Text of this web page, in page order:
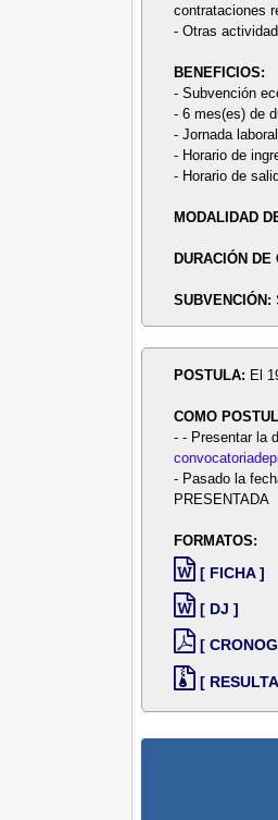
contrataciones
- Otras
BENEFICIOS:
- Subvención
- 6 mes(es) de
- Jornada
- Horario de
- Horario de
MODALIDAD
DURACIÓN
SUBVENCIÓN:
POSTULA: El
COMO
- - Presentar la
- Pasado la
PRESENTADA
FORMATOS:
[ FICHA ]
[ DJ ]
[
[